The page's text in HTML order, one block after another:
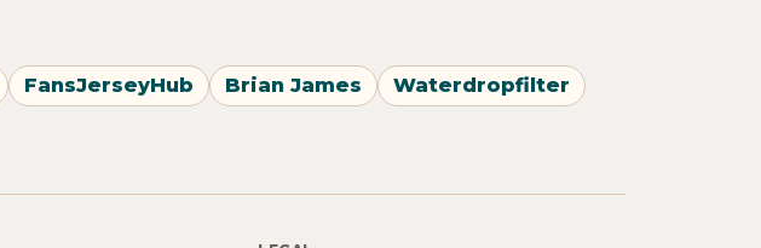
FansJerseyHub Brian James Waterdropfilter